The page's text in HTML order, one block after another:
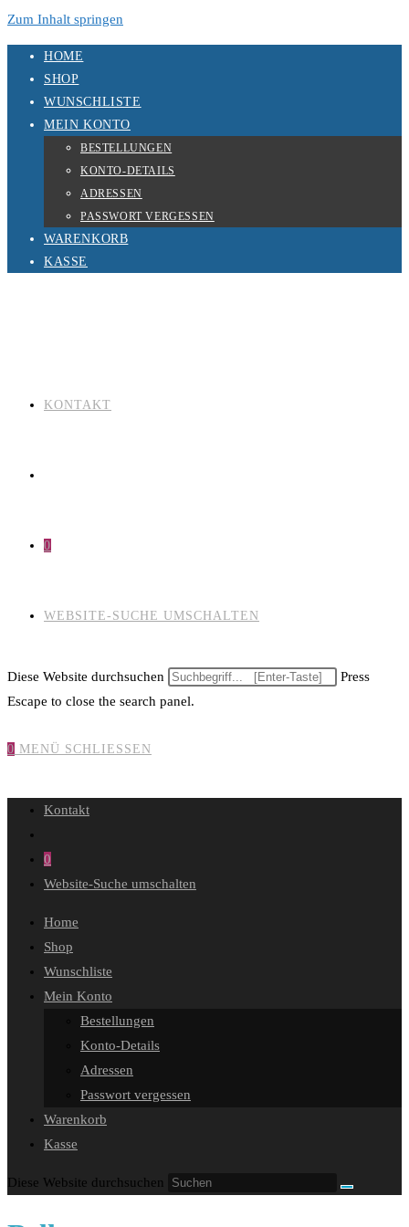
Zum Inhalt springen
HOME
SHOP
WUNSCHLISTE
MEIN KONTO
BESTELLUNGEN
KONTO-DETAILS
ADRESSEN
PASSWORT VERGESSEN
WARENKORB
KASSE
KONTAKT
0
WEBSITE-SUCHE UMSCHALTEN
Diese Website durchsuchen
Press
Escape to close the search panel.
0 MENÜ SCHLIESSEN
Kontakt
0
Website-Suche umschalten
Home
Shop
Wunschliste
Mein Konto
Bestellungen
Konto-Details
Adressen
Passwort vergessen
Warenkorb
Kasse
Diese Website durchsuchen